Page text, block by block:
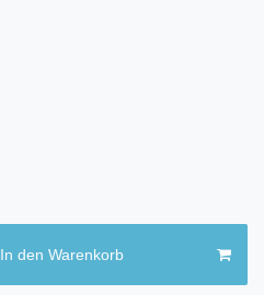
In den Warenkorb